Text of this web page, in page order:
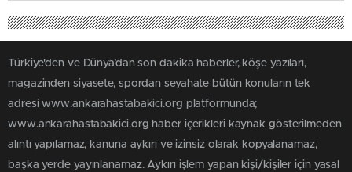
Türkiye'den ve Dünya’dan son dakika haberler, köşe yazıları,
magazinden siyasete, spordan seyahate bütün konuların tek
adresi www.ankarahastabakici.org platformunda;
www.ankarahastabakici.org haber içerikleri kaynak gösterilmeden
alıntı yapılamaz, kanuna aykırı ve izinsiz olarak kopyalanamaz,
başka yerde yayınlanamaz. Aykırı işlem yapan kişi/kişiler için yasal